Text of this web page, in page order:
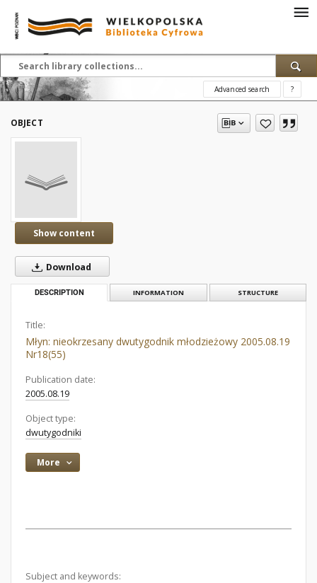
Advanced search ?
OBJECT
Show content
Download
DESCRIPTION INFORMATION STRUCTURE
Title:
Młyn: nieokrzesany dwutygodnik młodzieżowy 2005.08.19
Nr18(55)
Publication date:
2005.08.19
Object type:
dwutygodniki
More
Subject and keywords: